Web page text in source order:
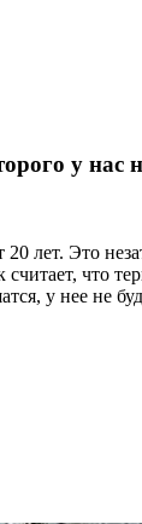
у нас
лет. Это
что
у нее не